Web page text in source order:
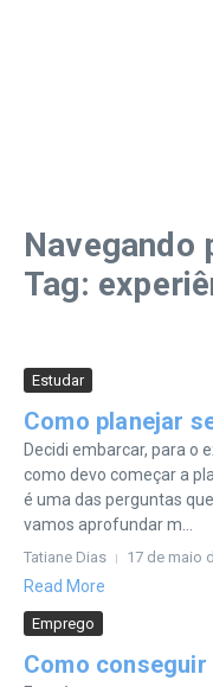
Navegando
Tag:
Estudar
Como planejar
Decidi embarcar, para o
como devo começar a
é uma das perguntas
vamos aprofundar m...
Tatiane Dias 17 de maio
Read More
Emprego
Como